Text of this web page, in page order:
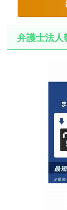
弁護士法人